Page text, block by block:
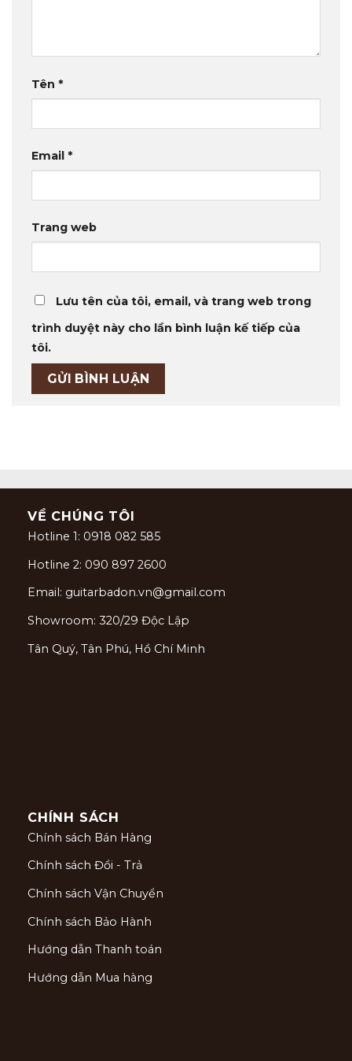
Tên *
Email *
Trang web
Lưu tên của tôi, email, và trang web trong
trình duyệt này cho lần bình luận kế tiếp của
tôi.
VỀ CHÚNG TÔI
Hotline 1: 0918 082 585
Hotline 2: 090 897 2600
Email: guitarbadon.vn@gmail.com
Showroom: 320/29 Độc Lập
Tân Quý, Tân Phú, Hồ Chí Minh
CHÍNH SÁCH
Chính sách Bán Hàng
Chính sách Đổi - Trả
Chính sách Vận Chuyển
Chính sách Bảo Hành
Hướng dẫn Thanh toán
Hướng dẫn Mua hàng